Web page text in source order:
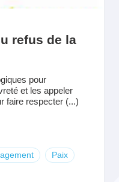
refus de la
pour
et les appeler
faire respecter (...)
Paix